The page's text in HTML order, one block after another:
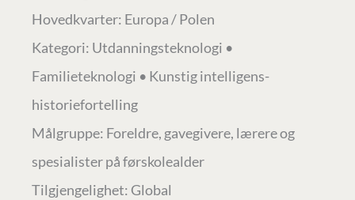
Hovedkvarter: Europa / Polen
Kategori: Utdanningsteknologi •
Familieteknologi • Kunstig intelligens-
historiefortelling
Målgruppe: Foreldre, gavegivere, lærere og
spesialister på førskolealder
Tilgjengelighet: Global